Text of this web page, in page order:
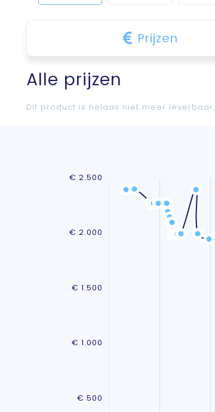
Prijzen
Alle prijzen
Dit product is helaas niet meer